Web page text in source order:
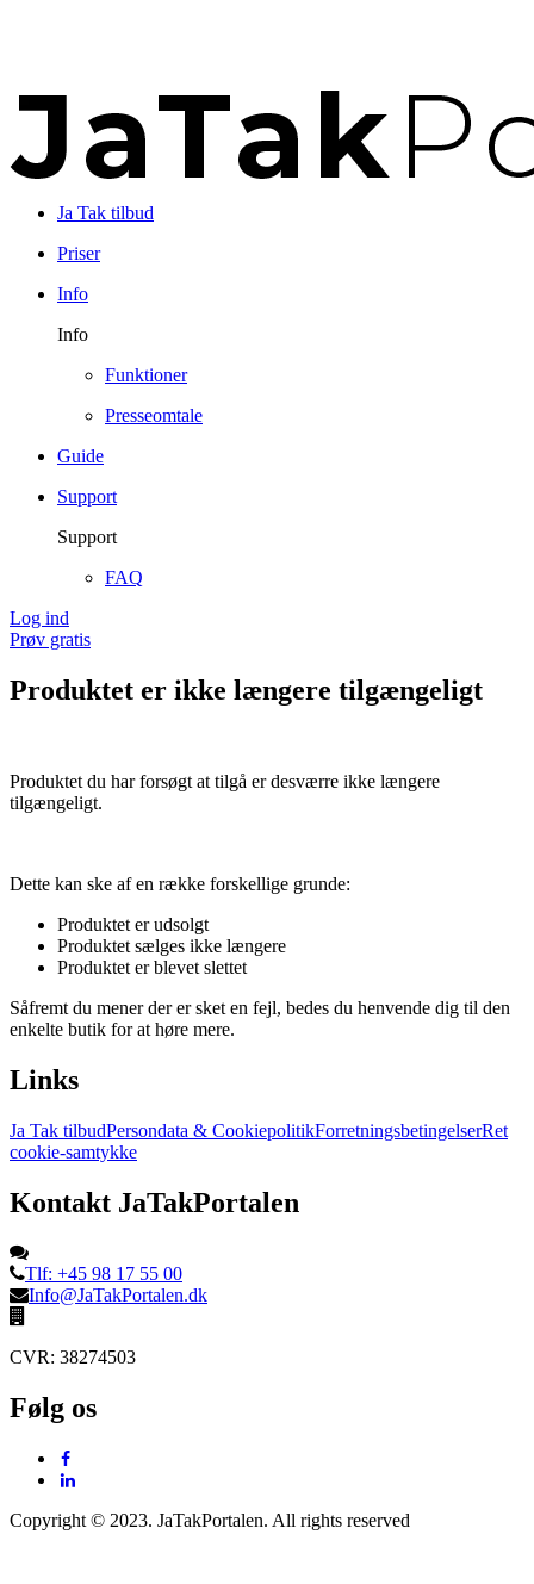
Ja Tak tilbud
Priser
Info
Info
Funktioner
Presseomtale
Guide
Support
Support
FAQ
Log ind
Prøv gratis
Produktet er ikke længere tilgængeligt
Produktet du har forsøgt at tilgå er desværre ikke længere
tilgængeligt.
Dette kan ske af en række forskellige grunde:
Produktet er udsolgt
Produktet sælges ikke længere
Produktet er blevet slettet
Såfremt du mener der er sket en fejl, bedes du henvende dig til den
enkelte butik for at høre mere.
Links
Ja Tak tilbudPersondata & CookiepolitikForretningsbetingelserRet
cookie-samtykke
Kontakt JaTakPortalen
Tlf: +45 98 17 55 00
Info@JaTakPortalen.dk
CVR: 38274503
Følg os
Copyright © 2023. JaTakPortalen. All rights reserved